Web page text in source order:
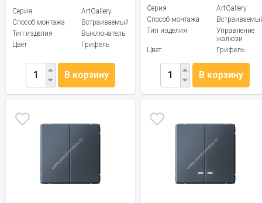
Серия
ArtGallery
Способ монтажа
Встраиваемый
Тип изделия
Выключатель
Цвет
Грифель
В корзину
Серия
ArtGallery
Способ монтажа
Тип изделия
Управление
жалюзи
Цвет
Грифель
В корзину